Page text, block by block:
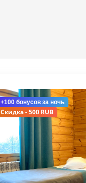
+100 бонусов за ночь
Скидка - 500 RUB